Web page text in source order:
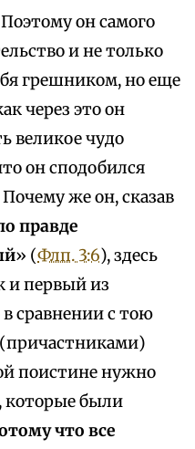
он самого
и не только
грешником, но еще
через это он
великое чудо
он сподобился
же он, сказав
правде
» (Флп. 3:6), здесь
и первый из
сравнении с тою
поистине нужно
которые были
что все